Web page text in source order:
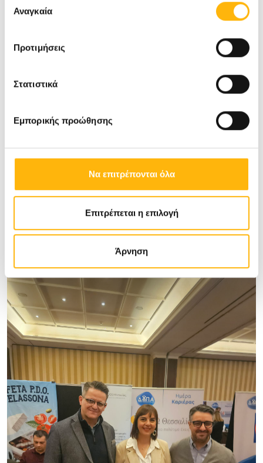
των υπηρεσιών τους.
συγκατάθεσης
Αναγκαία
Προτιμήσεις
Στατιστικά
Εμπορικής προώθησης
Να επιτρέπονται όλα
Επιτρέπεται η επιλογή
Άρνηση